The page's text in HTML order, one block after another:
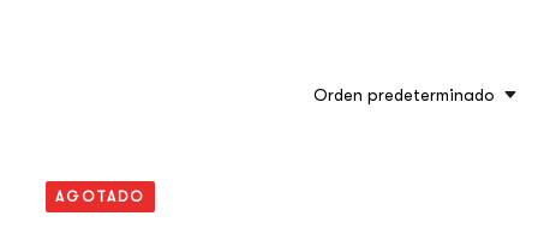
Orden predeterminado
AGOTADO